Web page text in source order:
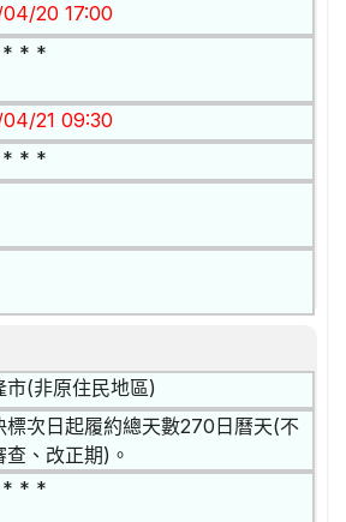
04/20 17:00
* *
04/21 09:30
* *
市(非原住民地區)
標次日起履約總天數270日曆天(不
查、改正期)。
* *